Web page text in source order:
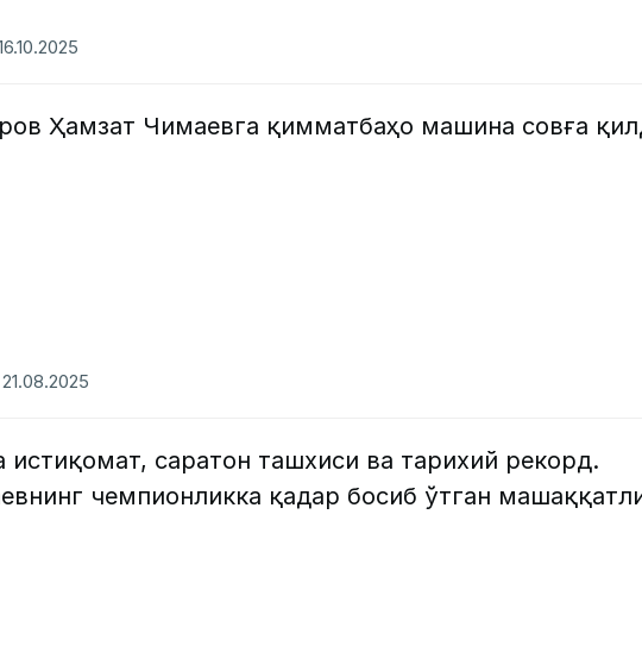
Ҳамзат Чимаевга қимматбаҳо машина совға
истиқомат, саратон ташхиси ва тарихий рекорд.
чемпионликка қадар босиб ўтган